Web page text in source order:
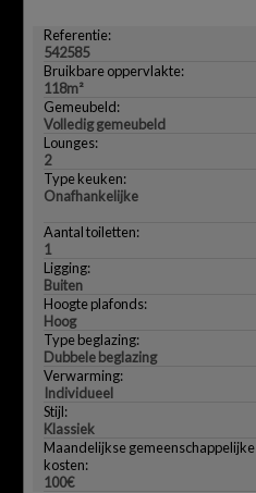
Referentie:
542585
Bruikbare oppervlakte:
118m²
Gemeubeld:
Volledig gemeubeld
Lounges:
2
Type keuken:
Onafhankelijke
Aantal toiletten:
1
Ligging:
Buiten
Hoogte plafonds:
Hoog
Type beglazing:
Dubbele beglazing
Verwarming:
Individueel
Stijl:
Klassiek
Maandelijkse gemeenschappelijke
kosten:
100€